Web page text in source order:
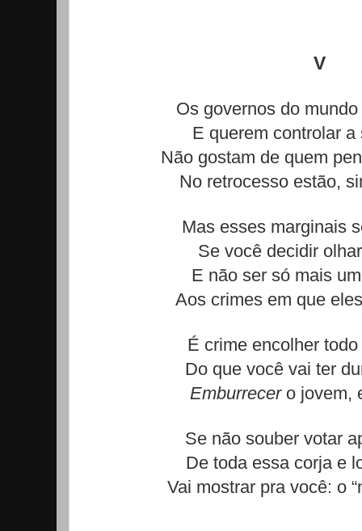
V
Os governos do
E querem controlar a
Não gostam de quem
No retrocesso estão,
Mas esses marginais
Se você decidir
E não ser só mais
Aos crimes em que
É crime encolher
Do que você vai ter
Emburrecer o jovem,
Se não souber votar
De toda essa corja e
Vai mostrar pra você: o